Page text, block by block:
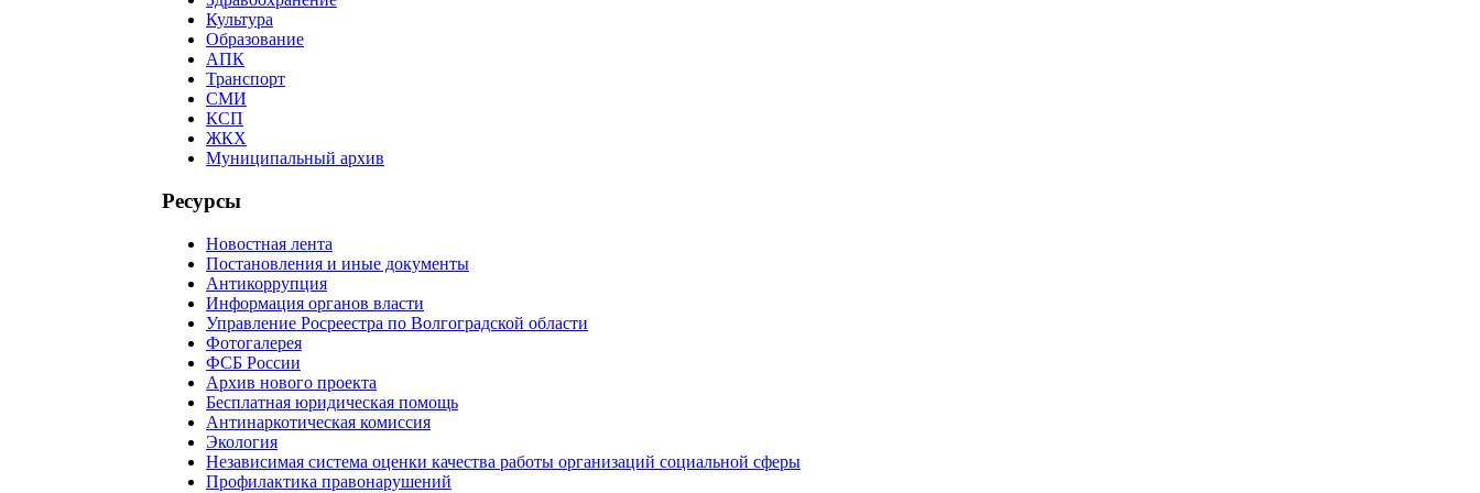
Культура
Образование
АПК
Транспорт
СМИ
КСП
ЖКХ
Муниципальный архив
Ресурсы
Новостная лента
Постановления и иные документы
Антикоррупция
Информация органов власти
Управление Росреестра по Волгоградской области
Фотогалерея
ФСБ России
Архив нового проекта
Бесплатная юридическая помощь
Антинаркотическая комиссия
Экология
Независимая система оценки качества работы организаций социальной сферы
Профилактика правонарушений